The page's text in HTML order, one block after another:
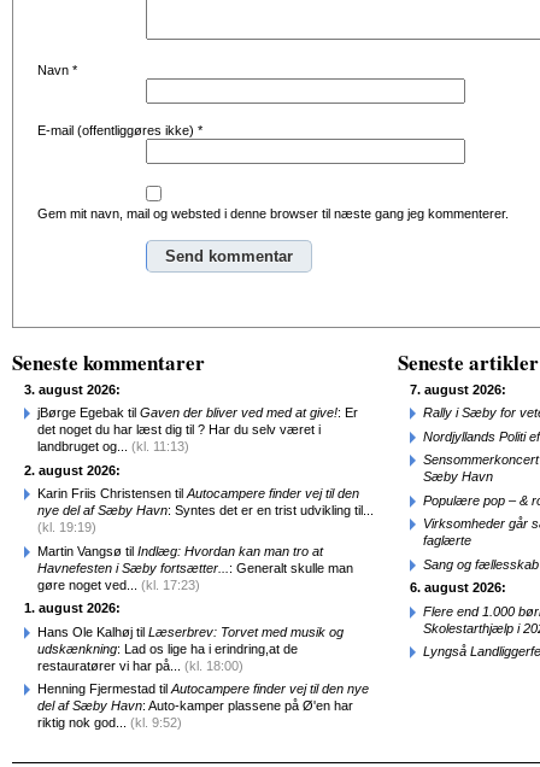
Navn *
E-mail (offentliggøres ikke) *
Gem mit navn, mail og websted i denne browser til næste gang jeg kommenterer.
Seneste kommentarer
3. august 2026:
jBørge Egebak til Gaven der bliver ved med at give!: Er
det noget du har læst dig til ? Har du selv været i
landbruget og... (kl. 11:13)
2. august 2026:
Karin Friis Christensen til Autocampere finder vej til den
nye del af Sæby Havn: Syntes det er en trist udvikling til...
(kl. 19:19)
Martin Vangsø til Indlæg: Hvordan kan man tro at
Havnefesten i Sæby fortsætter... : Generalt skulle man
gøre noget ved... (kl. 17:23)
1. august 2026:
Hans Ole Kalhøj til Læserbrev: Torvet med musik og
udskænkning: Lad os lige ha i erindring,at de
restauratører vi har på... (kl. 18:00)
Henning Fjermestad til Autocampere finder vej til den nye
del af Sæby Havn: Auto-kamper plassene på Ø'en har
riktig nok god... (kl. 9:52)
Seneste artikler
7. august 2026:
Rally i Sæby for
Nordjyllands Politi
Sæby Havn
Populære pop – &
Virksomheder går
faglærte
Sang og
6. august 2026:
Flere end 1.000
Skolestarthjælp i
Lyngså